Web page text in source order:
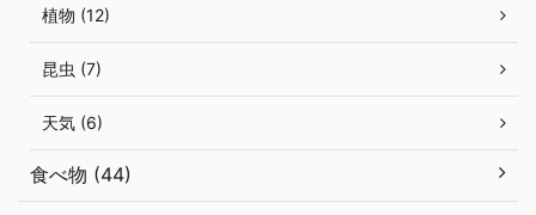
植物 (12)
昆虫 (7)
天気 (6)
食べ物 (44)